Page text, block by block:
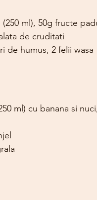
ml), 50g fructe
de cruditati
de humus, 2 felii wasa
ml) cu banana si